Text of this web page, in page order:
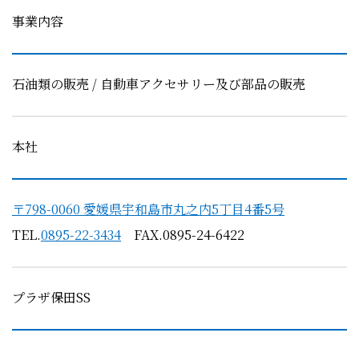
事業内容
石油類の販売 / 自動車アクセサリー及び部品の販売
本社
〒798-0060 愛媛県宇和島市丸之内5丁目4番5号
TEL.0895-22-3434 FAX.0895-24-6422
プラザ保田SS